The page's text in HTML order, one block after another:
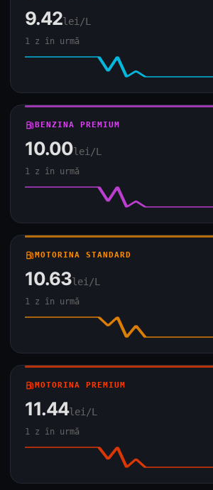
9.42lei/L
1 z în urmă
local_gas_stationBENZINA PREMIUM
10.00lei/L
1 z în urmă
local_gas_stationMOTORINA STANDARD
10.63lei/L
1 z în urmă
local_gas_stationMOTORINA PREMIUM
11.44lei/L
1 z în urmă